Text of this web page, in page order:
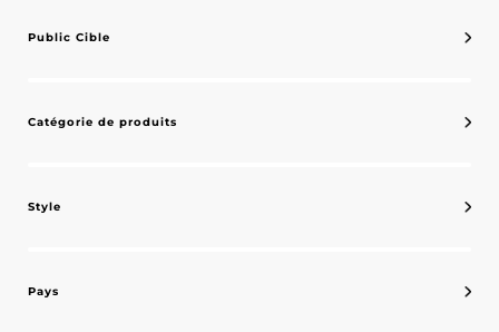
Public Cible
Catégorie de produits
Style
Pays